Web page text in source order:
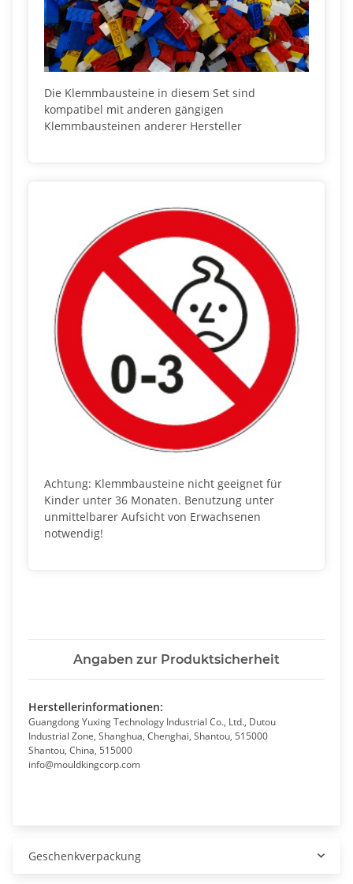
Die Klemmbausteine in diesem Set sind
kompatibel mit anderen gängigen
Klemmbausteinen anderer Hersteller
Achtung: Klemmbausteine nicht geeignet für
Kinder unter 36 Monaten. Benutzung unter
unmittelbarer Aufsicht von Erwachsenen
notwendig!
Angaben zur Produktsicherheit
Herstellerinformationen:
Guangdong Yuxing Technology Industrial Co., Ltd., Dutou
Industrial Zone, Shanghua, Chenghai, Shantou, 515000
Shantou, China, 515000
info@mouldkingcorp.com
Geschenkverpackung